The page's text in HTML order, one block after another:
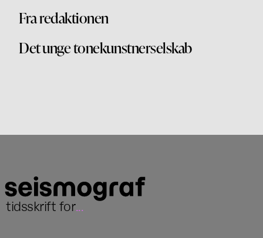
Fra redaktionen
Det unge tonekunstnerselskab
tidsskrift for...